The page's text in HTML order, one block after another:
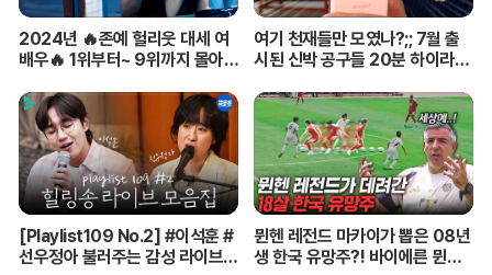
2024년 🔥존예 헐리웃 대세 여
배우🔥 1위부터~ 9위까지 몰아보
여기 천재들만 모였나?;; 7월 출
시된 신박 공구들 20분 하이라이
[Playlist109 No.2] #이석훈 #
선우정아 불러주는 감성 라이브
뮌헨 레전드 마카이가 뽑은 08년
생 한국 유망주?! 바이에른 뮌헨